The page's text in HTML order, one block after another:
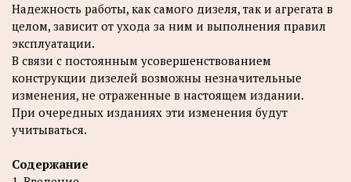
Надежность работы, как самого дизеля, так и агрегата в
целом, зависит от ухода за ним и выполнения правил
эксплуатации.
В связи с постоянным усовершенствованием
конструкции дизелей возможны незначительные
изменения, не отраженные в настоящем издании.
При очередных изданиях эти изменения будут
учитываться.
Содержание